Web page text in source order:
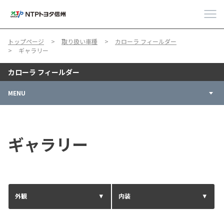
トップページ 取り扱い車種
カローラ フィールダー
ギャラリー
カローラ フィールダー
MENU
ギャラリー
外観 内装